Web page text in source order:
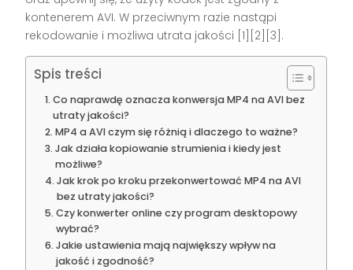
kontenerem AVI. W przeciwnym razie nastąpi
rekodowanie i możliwa utrata jakości [1][2][3].
Spis treści
Co naprawdę oznacza konwersja MP4 na AVI bez
utraty jakości?
MP4 a AVI czym się różnią i dlaczego to ważne?
Jak działa kopiowanie strumienia i kiedy jest
możliwe?
Jak krok po kroku przekonwertować MP4 na AVI
bez utraty jakości?
Czy konwerter online czy program desktopowy
wybrać?
Jakie ustawienia mają największy wpływ na
jakość i zgodność?